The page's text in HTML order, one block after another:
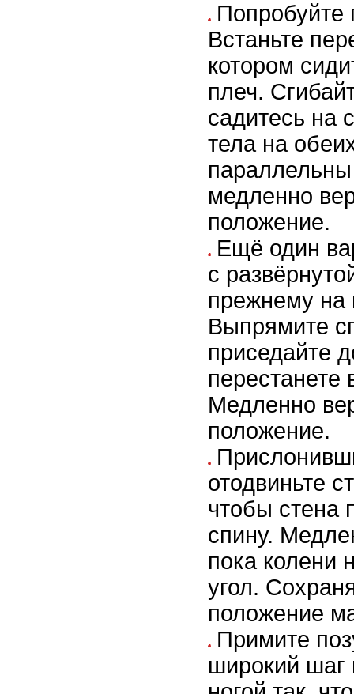
Попробуйте
Встаньте
котором
плеч.
садитесь на
тела на
медленно
положение.
Ещё один
с
прежнему на
Выпрямите
приседайте
перестанете
Медленно
положение.
отодвиньте
чтобы стена
спину.
пока колени
угол.
положение
Примите
широкий шаг